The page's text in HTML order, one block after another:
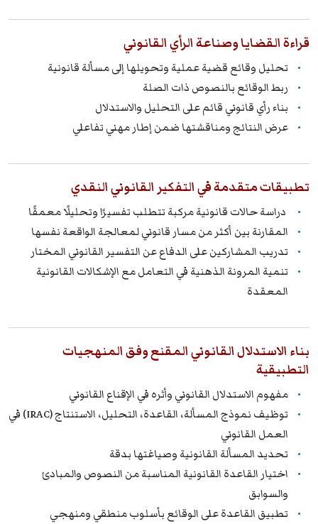
قراءة القضايا وصناعة الرأي القانوني
تحليل وقائع قضية عملية وتحويلها إلى مسألة قانونية
ربط الوقائع بالنصوص ذات الصلة
بناء رأي قانوني قائم على التحليل والاستدلال
عرض النتائج ومناقشتها ضمن إطار مهني تفاعلي
تطبيقات متقدمة في التفكير القانوني النقدي
دراسة حالات قانونية مركبة تتطلب تفسيرًا وتحليلًا معمقًا
المقارنة بين أكثر من مسار قانوني لمعالجة الواقعة نفسها
تدريب المشاركين على الدفاع عن التفسير القانوني المختار
تنمية المرونة الذهنية في التعامل مع الإشكالات القانونية
المعقدة
بناء الاستدلال القانوني المقنع وفق المنهجيات
التطبيقية
مفهوم الاستدلال القانوني وأثره في الإقناع القانوني
توظيف نموذج المسألة، القاعدة، التحليل، الاستنتاج (IRAC) في
العمل القانوني
تحديد المسألة القانونية وصياغتها بدقة
اختيار القاعدة القانونية المناسبة من النصوص والمبادئ
والسوابق
تطبيق القاعدة على الوقائع بأسلوب منطقي ومنهجي